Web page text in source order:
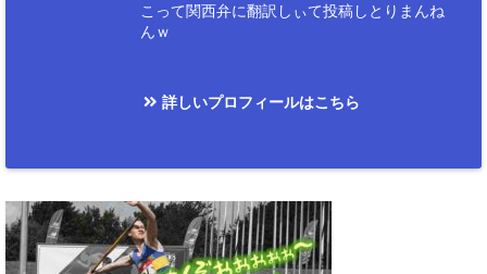
こって関西弁に翻訳しぃて投稿しとりまんね
んｗ
詳しいプロフィールはこちら